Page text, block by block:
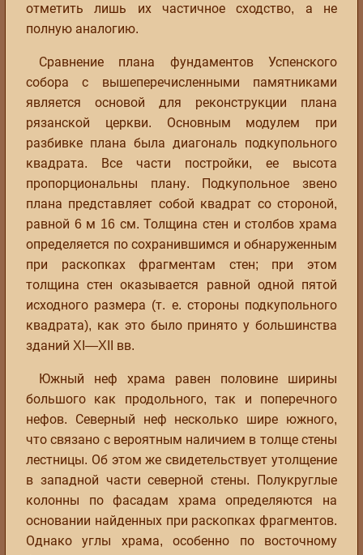
отметить лишь их частичное сходство, а не
полную аналогию.
Сравнение плана фундаментов Успенского
собора с вышеперечисленными памятниками
является основой для реконструкции плана
рязанской церкви. Основным модулем при
разбивке плана была диагональ подкупольного
квадрата. Все части постройки, ее высота
пропорциональны плану. Подкупольное звено
плана представляет собой квадрат со стороной,
равной 6 м 16 см. Толщина стен и столбов храма
определяется по сохранившимся и обнаруженным
при раскопках фрагментам стен; при этом
толщина стен оказывается равной одной пятой
исходного размера (т. е. стороны подкупольного
квадрата), как это было принято у большинства
зданий XI—XII вв.
Южный неф храма равен половине ширины
большого как продольного, так и поперечного
нефов. Северный неф несколько шире южного,
что связано с вероятным наличием в толще стены
лестницы. Об этом же свидетельствует утолщение
в западной части северной стены. Полукруглые
колонны по фасадам храма определяются на
основании найденных при раскопках фрагментов.
Однако углы храма, особенно по восточному